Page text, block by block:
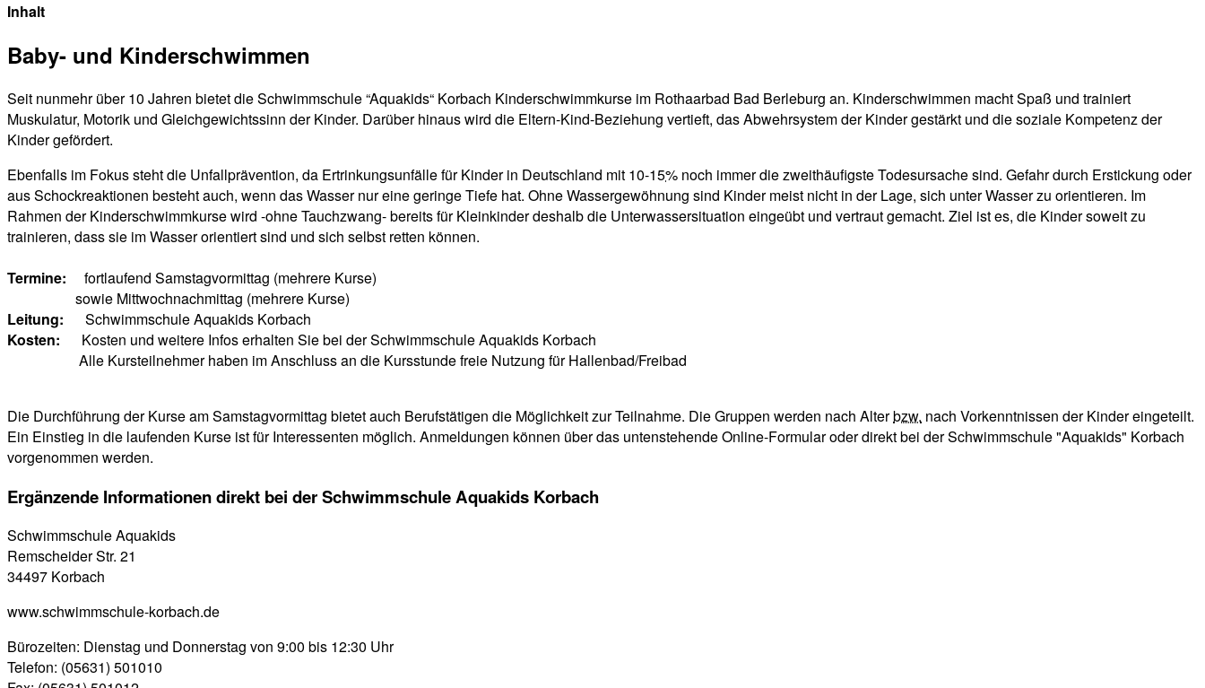
Inhalt
Baby- und Kinderschwimmen
Seit nunmehr über 10 Jahren bietet die Schwimmschule “Aquakids“ Korbach Kinderschwimmkurse im Rothaarbad Bad Berleburg an. Kinderschwimmen macht Spaß und trainiert
Muskulatur, Motorik und Gleichgewichtssinn der Kinder. Darüber hinaus wird die Eltern-Kind-Beziehung vertieft, das Abwehrsystem der Kinder gestärkt und die soziale Kompetenz der
Kinder gefördert.
Ebenfalls im Fokus steht die Unfallprävention, da Ertrinkungsunfälle für Kinder in Deutschland mit 10-15% noch immer die zweithäufigste Todesursache sind. Gefahr durch Erstickung oder
aus Schockreaktionen besteht auch, wenn das Wasser nur eine geringe Tiefe hat. Ohne Wassergewöhnung sind Kinder meist nicht in der Lage, sich unter Wasser zu orientieren. Im
Rahmen der Kinderschwimmkurse wird -ohne Tauchzwang- bereits für Kleinkinder deshalb die Unterwassersituation eingeübt und vertraut gemacht. Ziel ist es, die Kinder soweit zu
trainieren, dass sie im Wasser orientiert sind und sich selbst retten können.
Termine: fortlaufend Samstagvormittag (mehrere Kurse)
sowie Mittwochnachmittag (mehrere Kurse)
Leitung: Schwimmschule Aquakids Korbach
Kosten: Kosten und weitere Infos erhalten Sie bei der Schwimmschule Aquakids Korbach
Alle Kursteilnehmer haben im Anschluss an die Kursstundefreie Nutzung für Hallenbad/Freibad
Die Durchführung der Kurse am Samstagvormittag bietet auch Berufstätigen die Möglichkeit zur Teilnahme. Die Gruppen werden nach Alterbzw. nach Vorkenntnissen der Kinder eingeteilt.
Ein Einstieg in die laufenden Kurse ist für Interessenten möglich. Anmeldungen können über das untenstehende Online-Formular oder direkt bei der Schwimmschule "Aquakids" Korbach
vorgenommen werden.
Ergänzende Informationen direkt bei der Schwimmschule Aquakids Korbach
Schwimmschule Aquakids
Remscheider Str. 21
34497 Korbach
www.schwimmschule-korbach.de
Bürozeiten: Dienstag und Donnerstag von 9:00 bis 12:30 Uhr
Telefon: (05631) 501010